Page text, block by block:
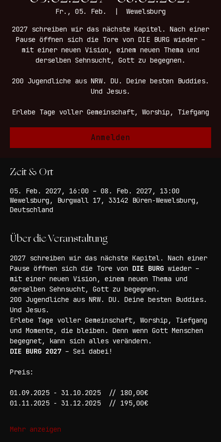
05.02.2027 - 08.02.2027
Fr., 05. Feb.
  |
Wewelsburg
2027 schreiben wir das nächste Kapitel. Nach einer
Pause öffnen sich die Tore von DIE BURG wieder –
mit einer neuen Vision, einem neuen Thema und
200 Jugendliche aus NRW. DU. Deine besten Buddies.
Erlebe Tage voller Gemeinschaft, Worship, Tiefgang
Zeit & Ort
05. Feb. 2027, 16:00 – 08. Feb. 2027, 13:00
Wewelsburg, Burgwall 17, 33142 Büren-Wewelsburg,
Über die Veranstaltung
2027 schreiben wir das nächste Kapitel. Nach einer
Pause öffnen sich die Tore von DIE BURG wieder –
mit einer neuen Vision, einem neuen Thema und
derselben Sehnsucht, Gott zu begegnen.
200 Jugendliche aus NRW. DU. Deine besten Buddies.
Und Jesus.
Erlebe Tage voller Gemeinschaft, Worship, Tiefgang
und Momente, die bleiben. Denn wenn Gott Menschen
begegnet, kann sich alles verändern.
01.09.2025 - 31.10.2025 	// 180,00€